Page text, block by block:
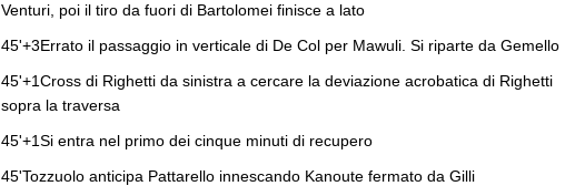
Venturi, poi il tiro da fuori di Bartolomei finisce a lato
45'+3Errato il passaggio in verticale di De Col per Mawuli. Si riparte da Gemello
45'+1Cross di Righetti da sinistra a cercare la deviazione acrobatica di Righetti
sopra la traversa
45'+1Si entra nel primo dei cinque minuti di recupero
45'Tozzuolo anticipa Pattarello innescando Kanoute fermato da Gilli